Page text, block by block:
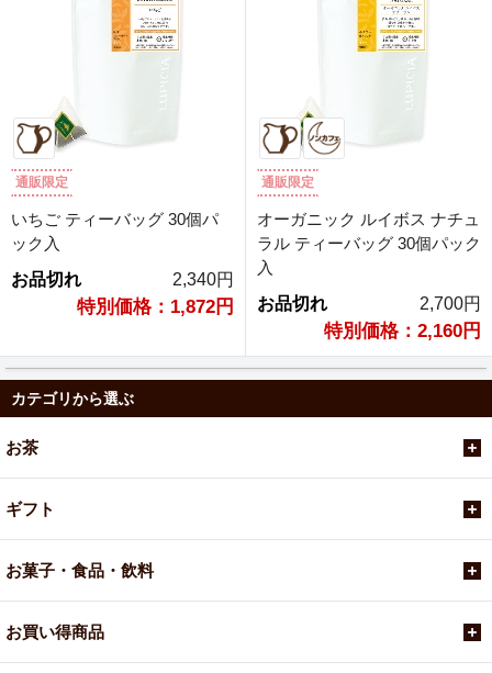
通販限定
いちご ティーバッグ 30個パ
ック入
お品切れ
2,340円
特別価格：1,872円
通販限定
オーガニック ルイボス ナチュ
ラル ティーバッグ 30個パック
入
お品切れ
2,700円
特別価格：2,160円
カテゴリから選ぶ
お茶
ギフト
お菓子・食品・飲料
お買い得商品